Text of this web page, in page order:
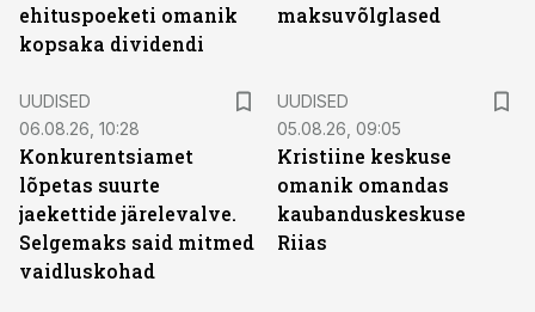
ehituspoeketi omanik
kopsaka dividendi
maksuvõlglased
UUDISED
06.08.26, 10:28
Konkurentsiamet
lõpetas suurte
jaekettide järelevalve.
Selgemaks said mitmed
vaidluskohad
UUDISED
05.08.26, 09:05
Kristiine keskuse
omanik omandas
kaubanduskeskuse
Riias